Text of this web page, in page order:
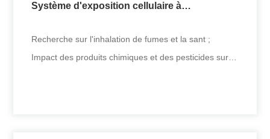
Système d'exposition cellulaire à
Recherche sur l'inhalation de fumes et la sant ;
Impact des produits chimiques et des pesticides sur